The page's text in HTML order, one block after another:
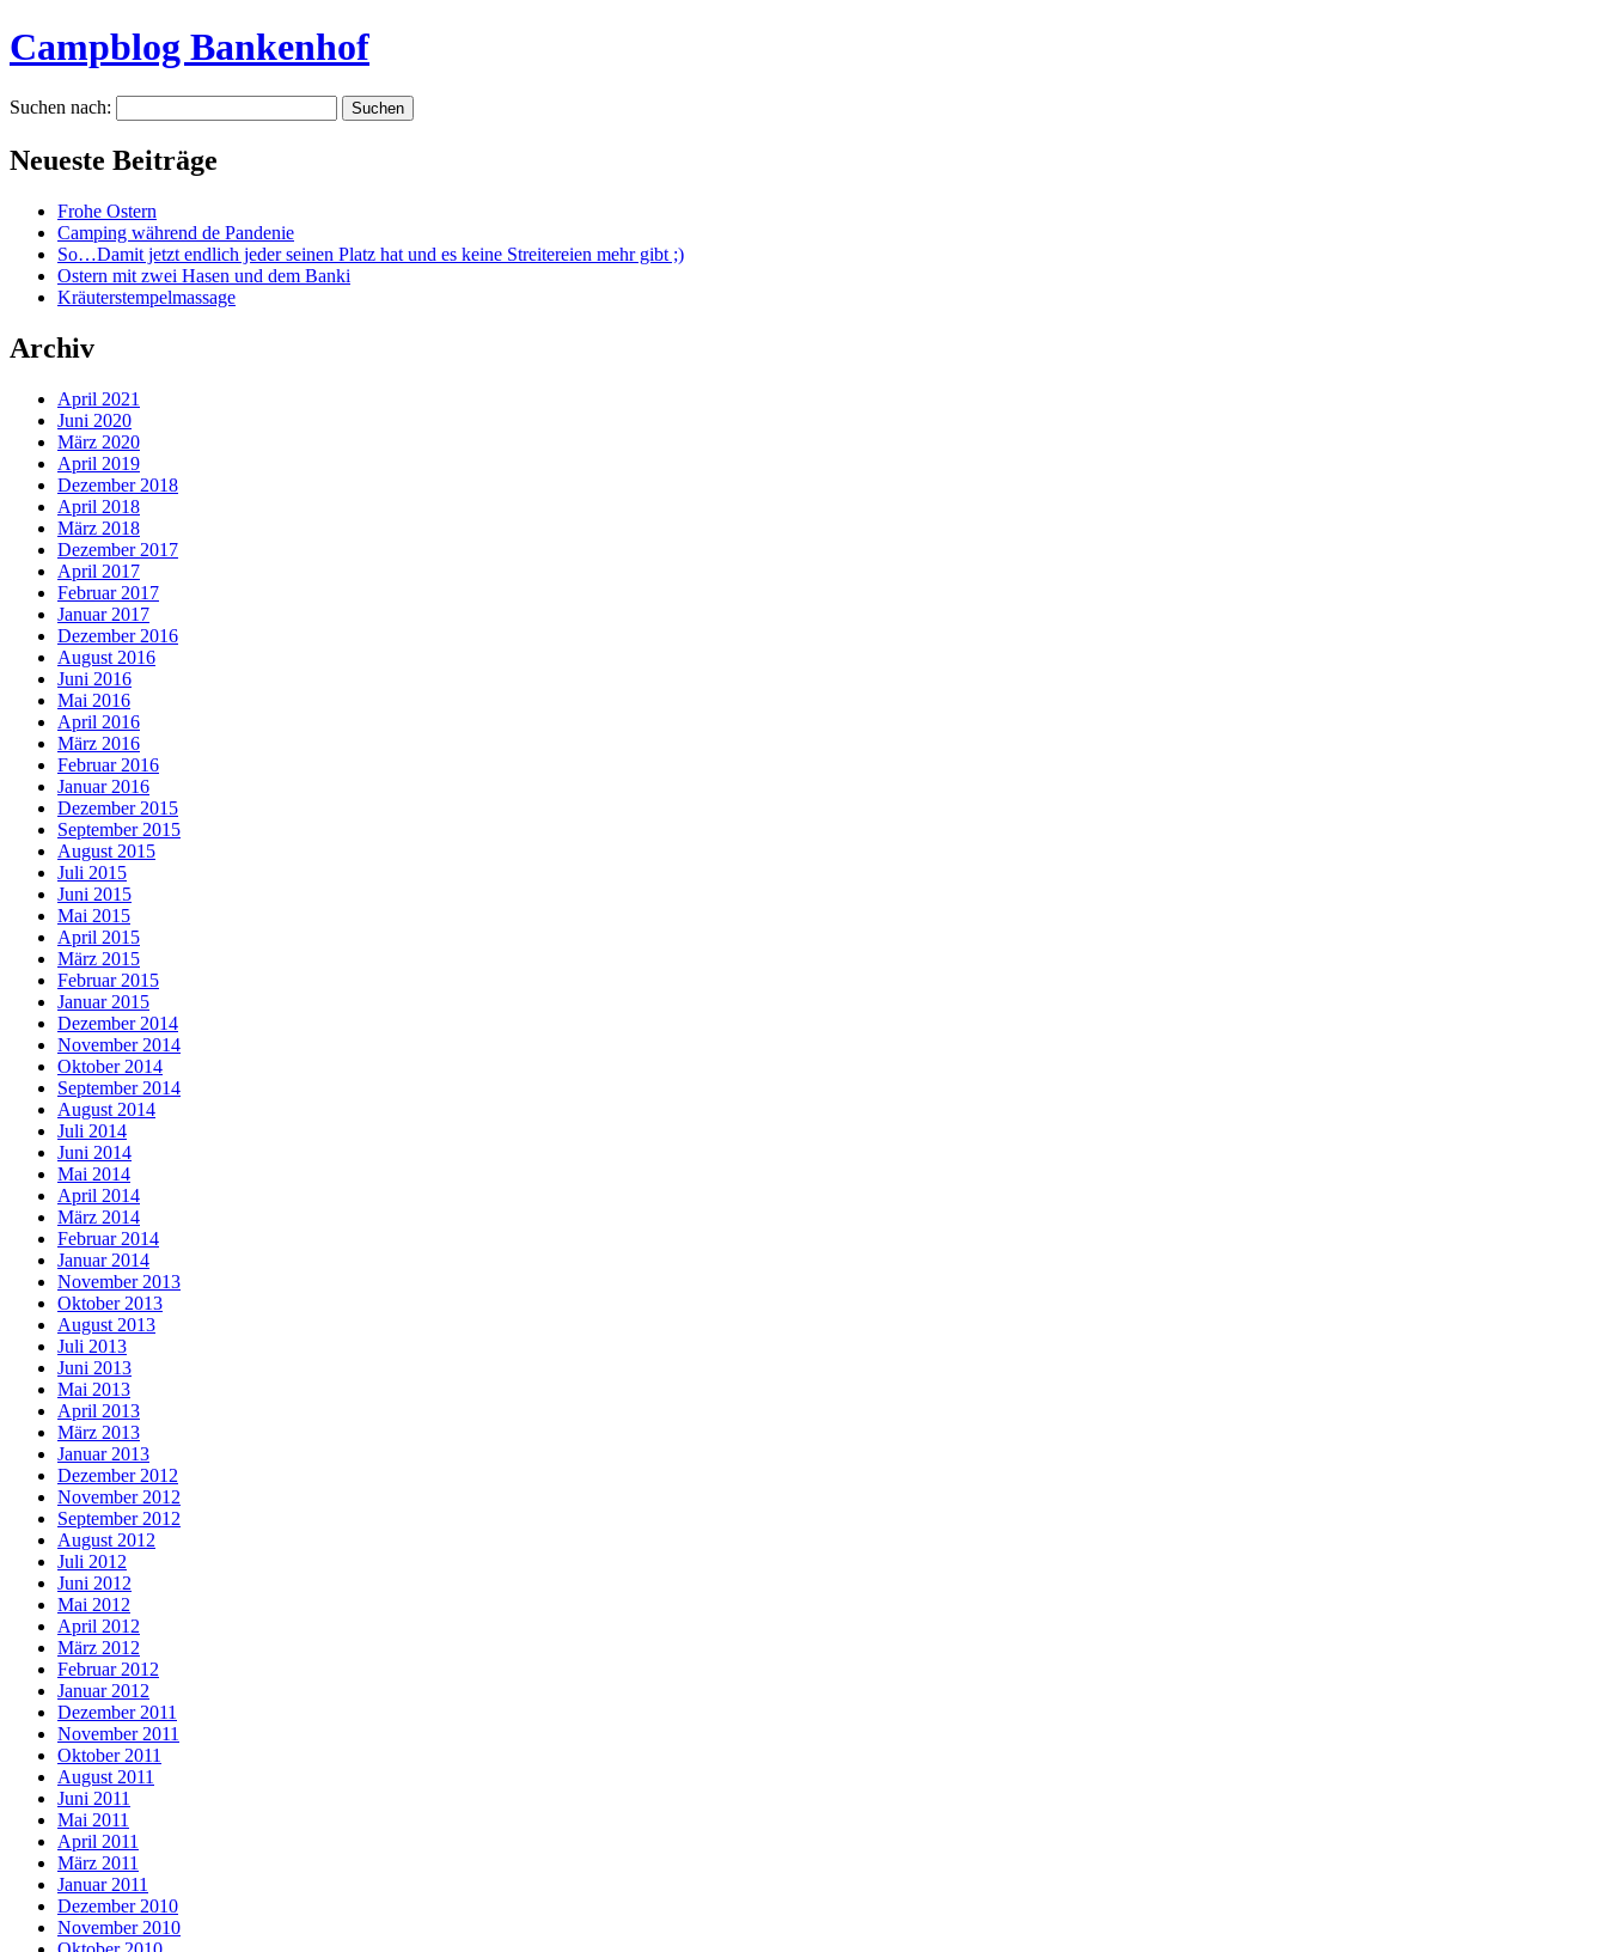
Campblog Bankenhof
Suchen nach:
Neueste Beiträge
Frohe Ostern
Camping während de Pandenie
So…Damit jetzt endlich jeder seinen Platz hat und es keine Streitereien mehr gibt ;)
Ostern mit zwei Hasen und dem Banki
Kräuterstempelmassage
Archiv
April 2021
Juni 2020
März 2020
April 2019
Dezember 2018
April 2018
März 2018
Dezember 2017
April 2017
Februar 2017
Januar 2017
Dezember 2016
August 2016
Juni 2016
Mai 2016
April 2016
März 2016
Februar 2016
Januar 2016
Dezember 2015
September 2015
August 2015
Juli 2015
Juni 2015
Mai 2015
April 2015
März 2015
Februar 2015
Januar 2015
Dezember 2014
November 2014
Oktober 2014
September 2014
August 2014
Juli 2014
Juni 2014
Mai 2014
April 2014
März 2014
Februar 2014
Januar 2014
November 2013
Oktober 2013
August 2013
Juli 2013
Juni 2013
Mai 2013
April 2013
März 2013
Januar 2013
Dezember 2012
November 2012
September 2012
August 2012
Juli 2012
Juni 2012
Mai 2012
April 2012
März 2012
Februar 2012
Januar 2012
Dezember 2011
November 2011
Oktober 2011
August 2011
Juni 2011
Mai 2011
April 2011
März 2011
Januar 2011
Dezember 2010
November 2010